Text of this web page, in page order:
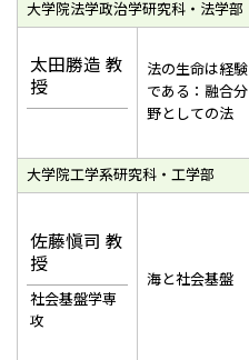
大学院法学政治学研究科・法学部
太田勝造 教
授
法の生命は経験
である：融合分
野としての法
大学院工学系研究科・工学部
佐藤愼司 教
授
社会基盤学専
攻
海と社会基盤